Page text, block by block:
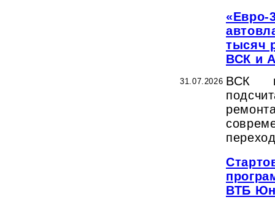
31.07.2026
«Евро-
тысяч
ВСК и
ВСК и
ВТБ